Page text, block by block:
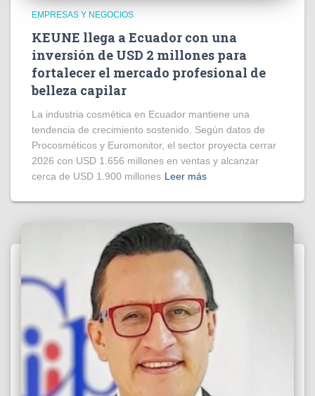
EMPRESAS Y NEGOCIOS
KEUNE llega a Ecuador con una
inversión de USD 2 millones para
fortalecer el mercado profesional de
belleza capilar
La industria cosmética en Ecuador mantiene una
tendencia de crecimiento sostenido. Según datos de
Procosméticos y Euromonitor, el sector proyecta cerrar
2026 con USD 1.656 millones en ventas y alcanzar
cerca de USD 1.900 millones Leer más